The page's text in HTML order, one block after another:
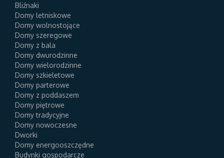
Bliźnaki
Domy letniskowe
Domy wolnostojące
Domy szeregowe
Domy z bala
Domy dwurodzinne
Domy wielorodzinne
Domy szkieletowe
Domy parterowe
Domy z poddaszem
Domy piętrowe
Domy tradycyjne
Domy nowoczesne
Dworki
Domy energooszczędne
Budynki gospodarcze